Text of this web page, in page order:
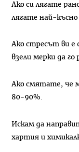
Ако си лягате
лягате най-късно
Ако стресът ви е
взели мерки да го
Ако смятате, че
80-90%.
Искам да
хартия и